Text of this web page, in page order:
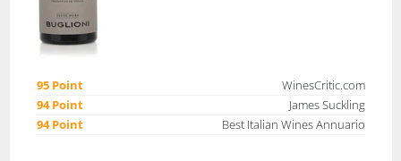
95 Point
WinesCritic.com
94 Point
James Suckling
94 Point
Best Italian Wines Annuario